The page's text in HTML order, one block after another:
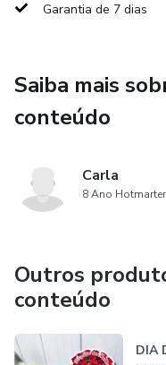
Garantia de 7 dias
Saiba mais
conteúdo
Carla
8 Ano Hotmarter
Outros
conteúdo
DIA